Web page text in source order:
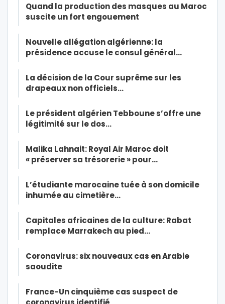
Quand la production des masques au Maroc
suscite un fort engouement
Nouvelle allégation algérienne: la
présidence accuse le consul général…
La décision de la Cour suprême sur les
drapeaux non officiels…
Le président algérien Tebboune s’offre une
légitimité sur le dos…
Malika Lahnait: Royal Air Maroc doit
« préserver sa trésorerie » pour…
L’étudiante marocaine tuée à son domicile
inhumée au cimetière…
Capitales africaines de la culture: Rabat
remplace Marrakech au pied…
Coronavirus: six nouveaux cas en Arabie
saoudite
France-Un cinquième cas suspect de